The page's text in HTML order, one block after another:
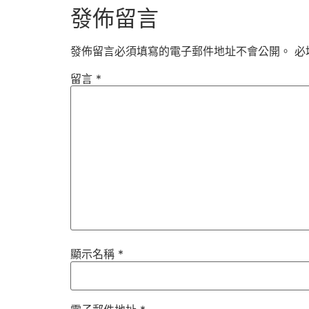
發佈留言
發佈留言必須填寫的電子郵件地址不會公開。 必
留言 *
顯示名稱 *